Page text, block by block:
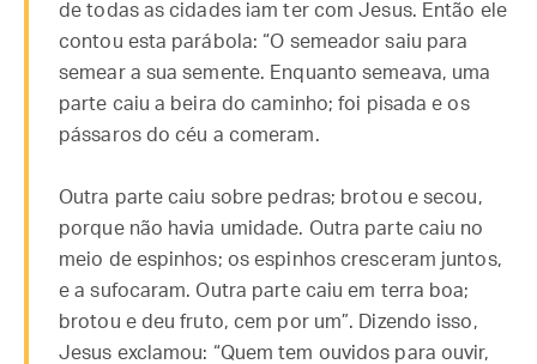
de todas as cidades iam ter com Jesus. Então ele
contou esta parábola: “O semeador saiu para
semear a sua semente. Enquanto semeava, uma
parte caiu a beira do caminho; foi pisada e os
pássaros do céu a comeram.
Outra parte caiu sobre pedras; brotou e secou,
porque não havia umidade. Outra parte caiu no
meio de espinhos; os espinhos cresceram juntos,
e a sufocaram. Outra parte caiu em terra boa;
brotou e deu fruto, cem por um”. Dizendo isso,
Jesus exclamou: “Quem tem ouvidos para ouvir,